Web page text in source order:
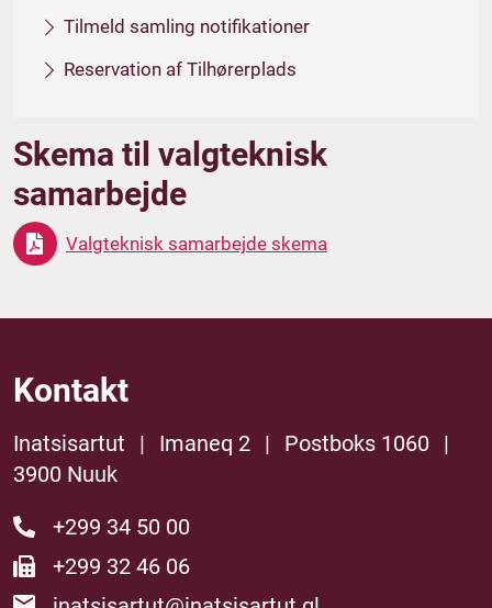
Tilmeld samling notifikationer
Reservation af Tilhørerplads
Skema til valgteknisk
samarbejde
Valgteknisk samarbejde skema
Kontakt
Inatsisartut | Imaneq 2 | Postboks 1060
|
3900 Nuuk
+299 34 50 00
+299 32 46 06